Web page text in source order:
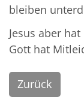
bleiben
Jesus aber
Gott hat
Zurück